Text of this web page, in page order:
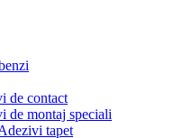
de contact
de montaj speciali
tapet